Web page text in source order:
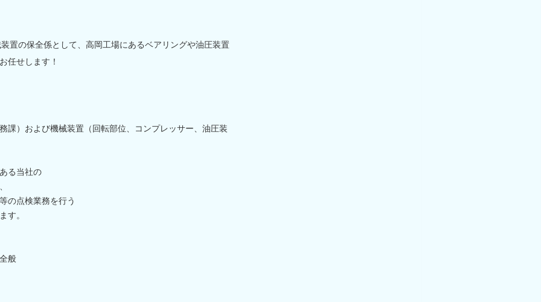
置の保全係として、高岡工場にあるベアリングや油圧装置
任せします！
課）および機械装置（回転部位、コンプレッサー、油圧装
る当社の
の点検業務を行う
す。
般